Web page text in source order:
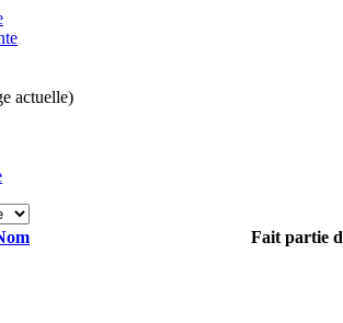
actuelle)
Fait partie